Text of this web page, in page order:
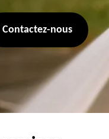
Contactez-nous